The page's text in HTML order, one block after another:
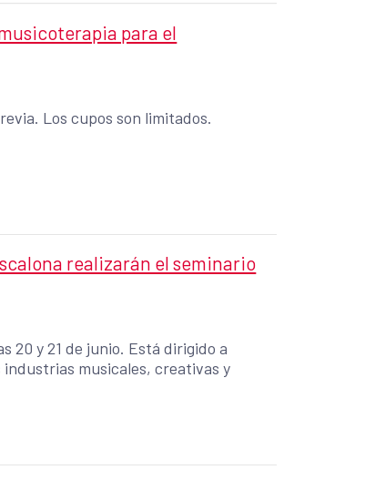
para el
Los cupos son limitados.
realizarán el seminario
20 y 21 de junio. Está dirigido a
musicales, creativas y